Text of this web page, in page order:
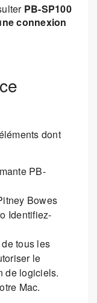
PB-SP100
connexion
dont
PB-
Bowes
Identifiez-
tous les
le
de logiciels.
Mac.